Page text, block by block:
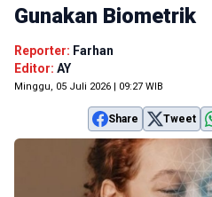
Gunakan Biometrik
Reporter: Farhan
Editor: AY
Minggu, 05 Juli 2026 | 09:27 WIB
Share Tweet